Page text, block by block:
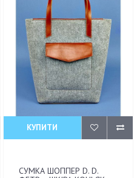
КУПИТИ
СУМКА ШОППЕР D. D.